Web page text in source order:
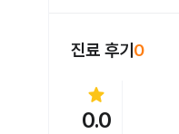
진료 후기 0
star
0.0